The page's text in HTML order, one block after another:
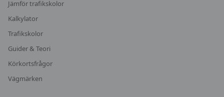
Jämför trafikskolor
Kalkylator
Trafikskolor
Guider & Teori
Körkortsfrågor
Vägmärken